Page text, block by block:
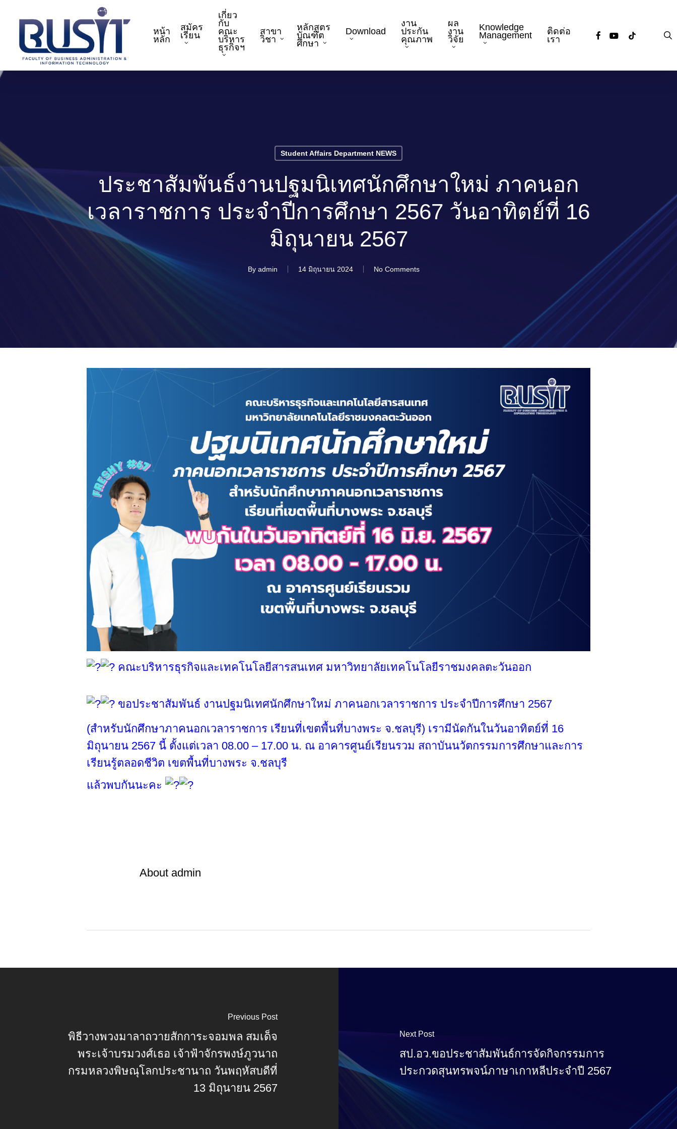
content
หน้า
หลัก
สมัคร
เรียน
เกี่ยว
กับ
คณะ
บริหาร
ธุรกิจฯ
สาขา
วิชา
หลักสูตร
บัณฑิต
ศึกษา
Download
งาน
ประกัน
คุณภาพ
ผล
งาน
วิจัย
Knowledge
Management
ติดต่อ
เรา
facebookyoutube
tiktok
Student Affairs Department NEWS
ประชาสัมพันธ์งานปฐมนิเทศนักศึกษาใหม่ ภาคนอก
เวลาราชการ ประจำปีการศึกษา 2567 วันอาทิตย์ที่ 16
มิถุนายน 2567
By admin 14 มิถุนายน 2024 No Comments
คณะบริหารธุรกิจและเทคโนโลยีสารสนเทศ มหาวิทยาลัยเทคโนโลยีราชมงคลตะวันออก
ขอประชาสัมพันธ์ งานปฐมนิเทศนักศึกษาใหม่ ภาคนอกเวลาราชการ ประจำปีการศึกษา 2567
(สำหรับนักศึกษาภาคนอกเวลาราชการ เรียนที่เขตพื้นที่บางพระ จ.ชลบุรี) เรามีนัดกันในวันอาทิตย์ที่ 16
มิถุนายน 2567 นี้ ตั้งแต่เวลา 08.00 – 17.00 น. ณ อาคารศูนย์เรียนรวม สถาบันนวัตกรรมการศึกษาและการ
เรียนรู้ตลอดชีวิต เขตพื้นที่บางพระ จ.ชลบุรี
แล้วพบกันนะคะ
About admin
Previous Post
พิธีวางพวงมาลาถวายสักการะจอมพล สมเด็จ
พระเจ้าบรมวงศ์เธอ เจ้าฟ้าจักรพงษ์ภูวนาถ
กรมหลวงพิษณุโลกประชานาถ วันพฤหัสบดีที่
13 มิถุนายน 2567
Next Post
สป.อว.ขอประชาสัมพันธ์การจัดกิจกรรมการ
ประกวดสุนทรพจน์ภาษาเกาหลีประจำปี 2567